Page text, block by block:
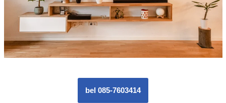
bel 085-7603414